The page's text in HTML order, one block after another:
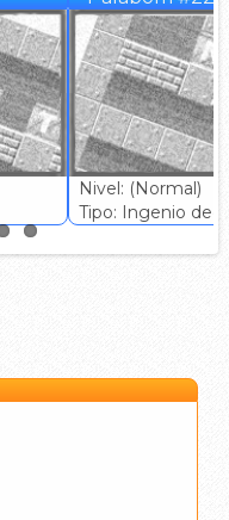
Nivel: (Normal)
Tipo: Ingenio